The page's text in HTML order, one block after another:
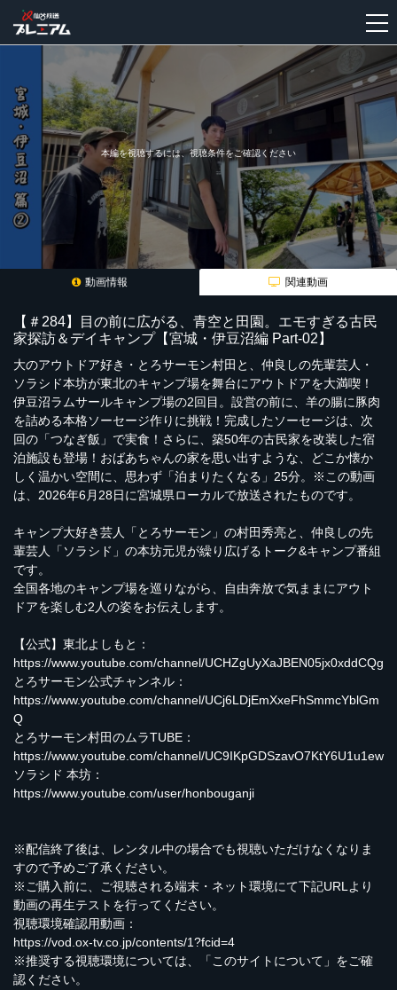
新
規
録
本編を視聴するには、視聴条件をご確認ください
動画情報 関連動画
【＃284】目の前に広がる、青空と田園。エモすぎる古民
家探訪＆デイキャンプ【宮城・伊豆沼編 Part-02】
大のアウトドア好き・とろサーモン村田と、仲良しの先輩芸人・
ソラシド本坊が東北のキャンプ場を舞台にアウトドアを大満喫！
伊豆沼ラムサールキャンプ場の2回目。設営の前に、羊の腸に豚肉
を詰める本格ソーセージ作りに挑戦！完成したソーセージは、次
回の「つなぎ飯」で実食！さらに、築50年の古民家を改装した宿
泊施設も登場！おばあちゃんの家を思い出すような、どこか懐か
しく温かい空間に、思わず「泊まりたくなる」25分。※この動画
は、2026年6月28日に宮城県ローカルで放送されたものです。
キャンプ大好き芸人「とろサーモン」の村田秀亮と、仲良しの先
輩芸人「ソラシド」の本坊元児が繰り広げるトーク&キャンプ番組
です。
全国各地のキャンプ場を巡りながら、自由奔放で気ままにアウト
ドアを楽しむ2人の姿をお伝えします。
【公式】東北よしもと：
https://www.youtube.com/channel/UCHZgUyXaJBEN05jx0xddCQg
とろサーモン公式チャンネル：
https://www.youtube.com/channel/UCj6LDjEmXxeFhSmmcYblGm
Q
とろサーモン村田のムラTUBE：
https://www.youtube.com/channel/UC9IKpGDSzavO7KtY6U1u1ew
ソラシド 本坊：
https://www.youtube.com/user/honbouganji
※配信終了後は、レンタル中の場合でも視聴いただけなくなりま
すので予めご了承ください。
※ご購入前に、ご視聴される端末・ネット環境にて下記URLより
動画の再生テストを行ってください。
視聴環境確認用動画：
https://vod.ox-tv.co.jp/contents/1?fcid=4
※推奨する視聴環境については、「このサイトについて」をご確
認ください。